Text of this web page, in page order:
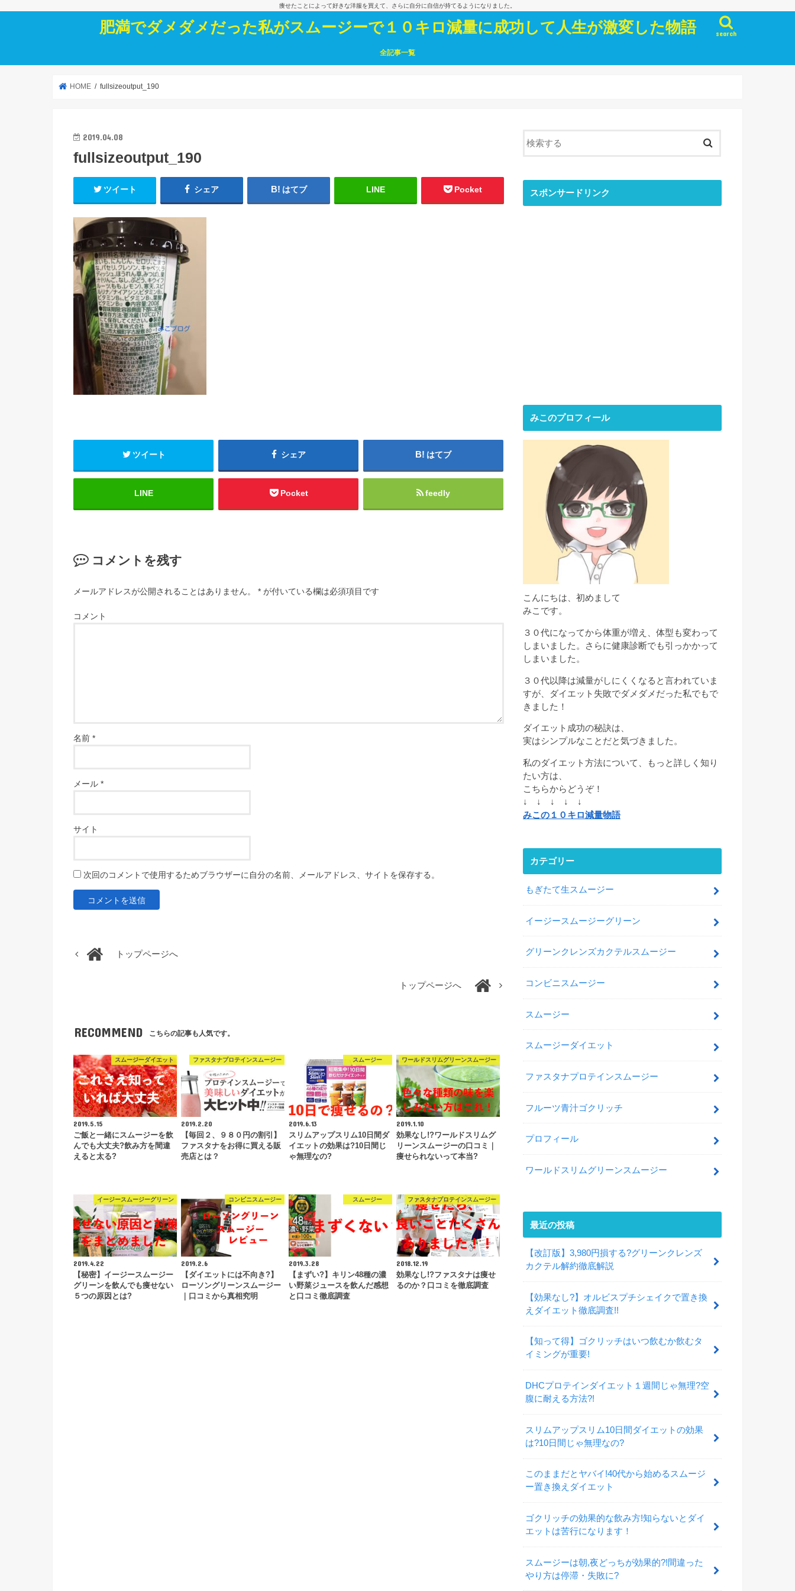
痩せたことによって好きな洋服を買えて、さらに自分に自信が持てるようになりました。
肥満でダメダメだった私がスムージーで１０キロ減量に成功して人生が激変した物語 search
全記事一覧
HOME fullsizeoutput_190
2019.04.08
fullsizeoutput_190
ツイート シェア はてブ LINE Pocket
ツイート シェア はてブ
LINE Pocket feedly
コメントを残す
メールアドレスが公開されることはありません。 * が付いている欄は必須項目です
コメント
名前 *
メール *
サイト
次回のコメントで使用するためブラウザーに自分の名前、メールアドレス、サイトを保存する。
トップページへ
トップページへ
RECOMMEND こちらの記事も人気です。
スムージーダイエット
2019.5.15
ご飯と一緒にスムージーを飲
んでも大丈夫?飲み方を間違
えると太る?
ファスタナプロテインスムージー
2019.2.20
【毎回２、９８０円の割引】
ファスタナをお得に買える販
売店とは？
スムージー
2019.6.13
スリムアップスリム10日間ダ
イエットの効果は?10日間じ
ゃ無理なの?
ワールドスリムグリーンスムージー
2019.1.10
効果なし!?ワールドスリムグ
リーンスムージーの口コミ｜
痩せられないって本当?
イージースムージーグリーン
2019.4.22
【秘密】イージースムージー
グリーンを飲んでも痩せない
５つの原因とは?
コンビニスムージー
2019.2.6
【ダイエットには不向き?】
ローソングリーンスムージー
｜口コミから真相究明
スムージー
2019.3.28
【まずい?】キリン48種の濃
い野菜ジュースを飲んだ感想
と口コミ徹底調査
ファスタナプロテインスムージー
2018.12.19
効果なし!?ファスタナは痩せ
るのか？口コミを徹底調査
スポンサードリンク
みこのプロフィール
こんにちは、初めまして
みこです。
３０代になってから体重が増え、体型も変わって
しまいました。さらに健康診断でも引っかかって
しまいました。
３０代以降は減量がしにくくなると言われていま
すが、ダイエット失敗でダメダメだった私でもで
きました！
ダイエット成功の秘訣は、
実はシンプルなことだと気づきました。
私のダイエット方法について、もっと詳しく知り
たい方は、
こちらからどうぞ！
↓ ↓ ↓ ↓ ↓
みこの１０キロ減量物語
カテゴリー
もぎたて生スムージー
イージースムージーグリーン
グリーンクレンズカクテルスムージー
コンビニスムージー
スムージー
スムージーダイエット
ファスタナプロテインスムージー
フルーツ青汁ゴクリッチ
プロフィール
ワールドスリムグリーンスムージー
最近の投稿
【改訂版】3,980円損する?グリーンクレンズ
カクテル解約徹底解説
【効果なし?】オルビスプチシェイクで置き換
えダイエット徹底調査!!
【知って得】ゴクリッチはいつ飲むか飲むタ
イミングが重要!
DHCプロテインダイエット１週間じゃ無理?空
腹に耐える方法?!
スリムアップスリム10日間ダイエットの効果
は?10日間じゃ無理なの?
このままだとヤバイ!40代から始めるスムージ
ー置き換えダイエット
ゴクリッチの効果的な飲み方!知らないとダイ
エットは苦行になります！
スムージーは朝,夜どっちが効果的?!間違った
やり方は停滞・失敗に?